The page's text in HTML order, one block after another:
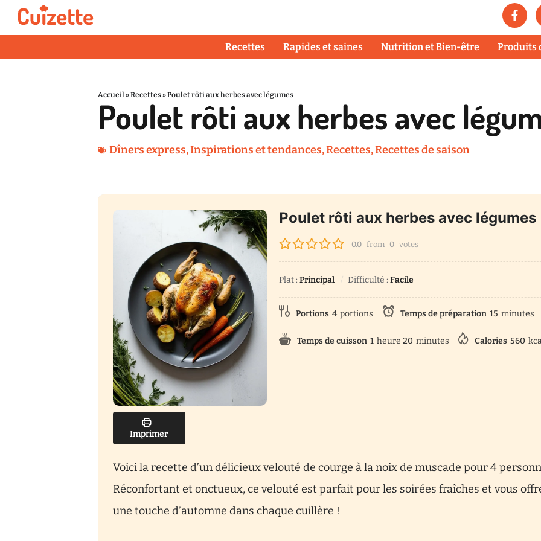
Recettes Rapides et saines Nutrition et Bien-être Produits
Accueil»Recettes»Poulet rôti aux herbes avec légumes
Poulet rôti aux herbes avec
Dîners express,Inspirations et tendances,Recettes,Recettes de saison
Imprimer
Poulet rôti aux herbes avec légumes
0.0 from 0 votes
Plat : Principal Difficulté : Facile
Portions 4 portions Temps de préparation 15 minutes
Temps de cuisson 1 heure 20 minutes Calories 560
Voici la recette d’un délicieux velouté de courge à la noix de muscade pour 4
Réconfortant et onctueux, ce velouté est parfait pour les soirées fraîches et vous
une touche d’automne dans chaque cuillère !